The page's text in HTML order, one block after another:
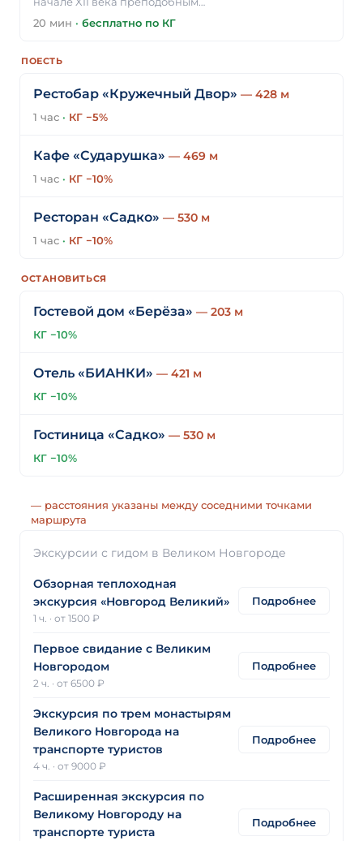
20 мин · бесплатно по КГ
ПОЕСТЬ
Рестобар «Кружечный Двор» — 428 м
1 час · КГ −5%
Кафе «Сударушка» — 469 м
1 час · КГ −10%
Ресторан «Садко» — 530 м
1 час · КГ −10%
ОСТАНОВИТЬСЯ
Гостевой дом «Берёза» — 203 м
КГ −10%
Отель «БИАНКИ» — 421 м
КГ −10%
Гостиница «Садко» — 530 м
КГ −10%
— расстояния указаны между соседними точками
маршрута
Экскурсии с гидом в Великом Новгороде
Обзорная теплоходная
экскурсия «Новгород Великий»
1 ч. · от 1500 ₽
Подробнее
Первое свидание с Великим
Новгородом
2 ч. · от 6500 ₽
Подробнее
Экскурсия по трем монастырям
Великого Новгорода на
транспорте туристов
4 ч. · от 9000 ₽
Подробнее
Расширенная экскурсия по
Великому Новгороду на
транспорте туриста
Подробнее